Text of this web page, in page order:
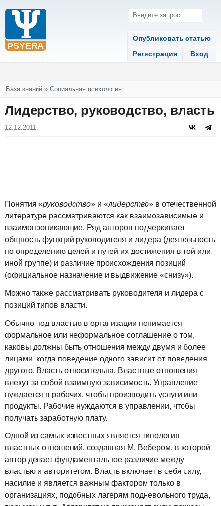
Опубликовать статью
Регистрация
Вход
Вы здесь
База знаний » Социальная психология
Лидерство, руководство, власть
12.12.2011
Понятия «руководство» и «лидерство» в отечественной
литературе рассматриваются как взаимозависимые и
взаимопроникающие. Ряд авторов подчеркивает
общность функций руководителя и лидера (деятельность
по определению целей и путей их достижения в той или
иной группе) и различие происхождения позиций
(официальное назначение и выдвижение «снизу»).
Можно также рассматривать руководителя и лидера с
позиций типов власти.
Обычно под властью в организации понимается
формальное или неформальное соглашение о том,
каковы должны быть отношения между двумя и более
лицами, когда поведение одного зависит от поведения
другого. Власть относительна. Властные отношения
влекут за собой взаимную зависимость. Управление
нуждается в рабочих, чтобы производить услуги или
продукты. Рабочие нуждаются в управлении, чтобы
получать заработную плату.
Одной из самых известных является типология
властных отношений, созданная М. Вебером, в которой
автор делает фундаментальное различие между
властью и авторитетом. Власть включает в себя силу,
насилие и является важным фактором только в
организациях, подобных лагерям подневольного труда,